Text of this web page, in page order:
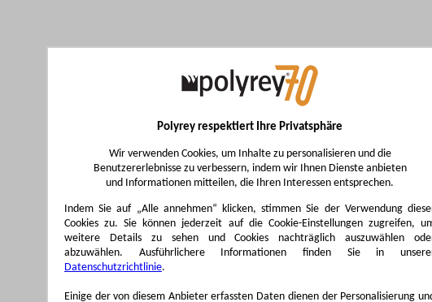
Polyrey respektiert Ihre Privatsphäre
Wir verwenden Cookies, um Inhalte zu personalisieren und die
Benutzererlebnisse zu verbessern, indem wir Ihnen Dienste anbieten
und Informationen mitteilen, die Ihren Interessen entsprechen.
Indem Sie auf „Alle annehmen“ klicken, stimmen Sie der Verwendung
Cookies zu. Sie können jederzeit auf die Cookie-Einstellungen zugreifen,
weitere Details zu sehen und Cookies nachträglich auszuwählen
abzuwählen. Ausführlichere Informationen finden Sie in
Datenschutzrichtlinie.
Einige der von diesem Anbieter erfassten Daten dienen der Personalisierung